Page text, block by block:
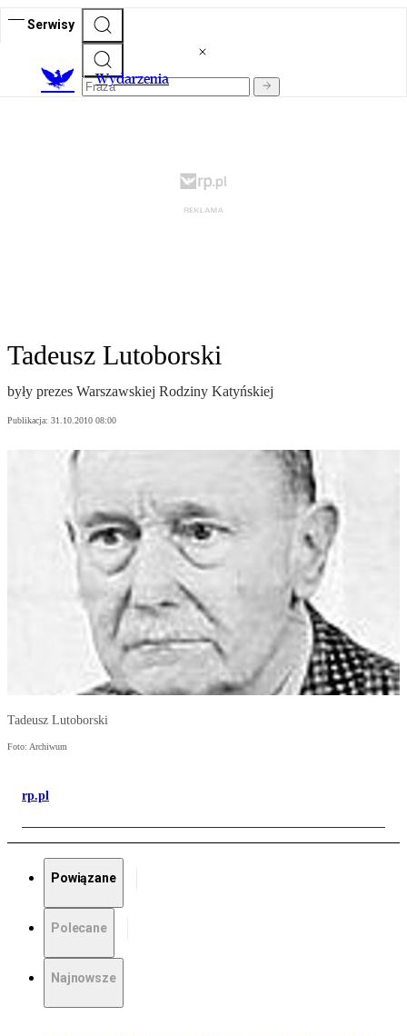
Serwisy
Wydarzenia
Tadeusz Lutoborski
były prezes Warszawskiej Rodziny Katyńskiej
Publikacja: 31.10.2010 08:00
Tadeusz Lutoborski
Foto: Archiwum
rp.pl
Powiązane
Polecane
Najnowsze